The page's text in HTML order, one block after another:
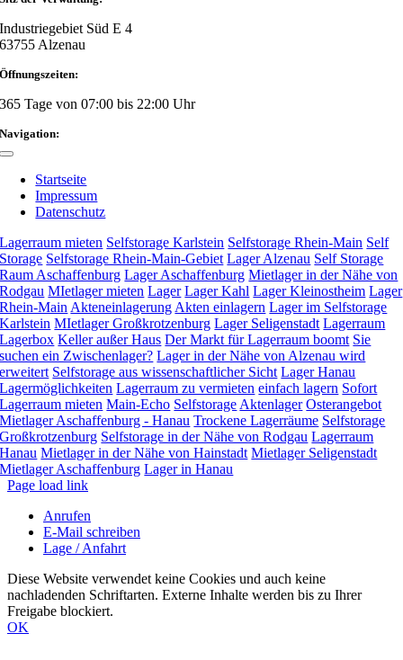
Industriegebiet Süd E 4
63755 Alzenau
Öffnungszeiten:
365 Tage von 07:00 bis 22:00 Uhr
Navigation:
Toggle
NavigationStartseite
Impressum
Datenschutz
Lagerraum mieten Selfstorage Karlstein Selfstorage Rhein-Main Self
Storage Selfstorage Rhein-Main-Gebiet Lager Alzenau Self Storage
Raum Aschaffenburg Lager Aschaffenburg Mietlager in der Nähe von
Rodgau MIetlager mieten Lager Lager Kahl Lager Kleinostheim Lager
Rhein-Main Akteneinlagerung Akten einlagern Lager im Selfstorage
Karlstein MIetlager Großkrotzenburg Lager Seligenstadt Lagerraum
Lagerbox Keller außer Haus Der Markt für Lagerraum boomt Sie
suchen ein Zwischenlager? Lager in der Nähe von Alzenau wird
erweitert Selfstorage aus wissenschaftlicher Sicht Lager Hanau
Lagermöglichkeiten Lagerraum zu vermieten einfach lagern Sofort
Lagerraum mieten Main-Echo Selfstorage Aktenlager Osterangebot
Mietlager Aschaffenburg - Hanau Trockene Lagerräume Selfstorage
Großkrotzenburg Selfstorage in der Nähe von Rodgau Lagerraum
Hanau Mietlager in der Nähe von Hainstadt Mietlager Seligenstadt
Mietlager Aschaffenburg Lager in Hanau
Page load link
Anrufen
E-Mail schreiben
Lage / Anfahrt
Diese Website verwendet keine Cookies und auch keine
nachladenden Schriftarten. Externe Inhalte werden bis zu Ihrer
Freigabe blockiert.
OK